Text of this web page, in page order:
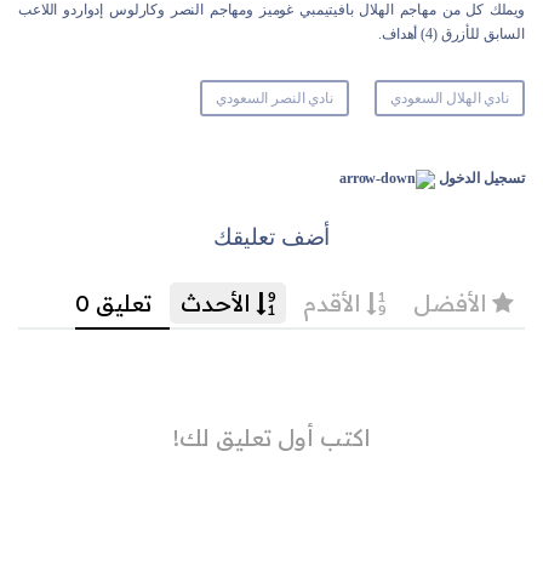
ويملك كل من مهاجم الهلال بافيتيمبي غوميز ومهاجم النصر وكارلوس إدواردو اللاعب
السابق للأزرق (4) أهداف.
نادي الهلال السعودي نادي النصر السعودي
تسجيل الدخول
أضف تعليقك